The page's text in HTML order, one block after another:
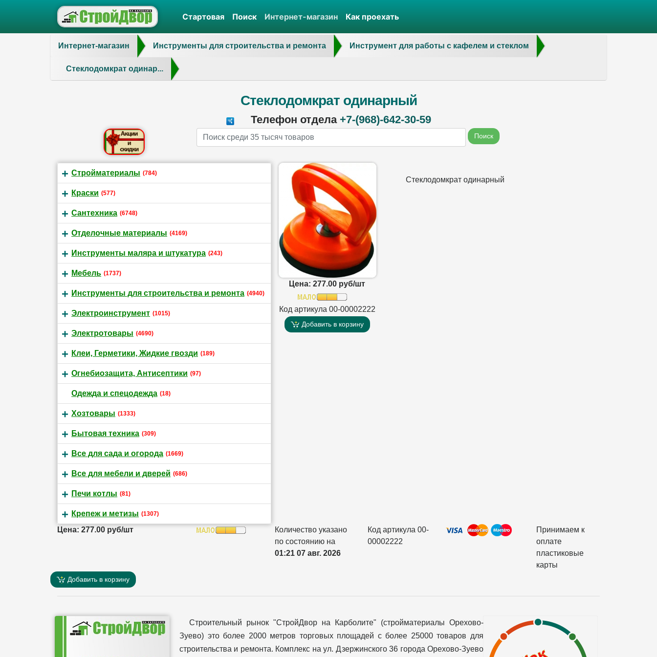
Стартовая Поиск Интернет-магазин Как проехать
Интернет-магазин Инструменты для строительства и ремонта Инструмент для работы с кафелем и стеклом
Стеклодомкрат одинар...
Стеклодомкрат одинарный
Телефон отдела +7-(968)-642-30-59
Name Поиск
Стройматериалы (784)
Краски (577)
Сантехника (6748)
Отделочные материалы (4169)
Инструменты маляра и штукатура (243)
Мебель (1737)
Инструменты для строительства и ремонта (4940)
Электроинструмент (1015)
Электротовары (4690)
Клеи, Герметики, Жидкие гвозди (189)
Огнебиозащита, Антисептики (97)
Одежда и спецодежда (18)
Хозтовары (1333)
Бытовая техника (309)
Все для сада и огорода (1669)
Все для мебели и дверей (686)
Печи котлы (81)
Крепеж и метизы (1307)
Цена: 277.00 руб/шт
Код артикула 00-00002222
Добавить в корзину
Стеклодомкрат одинарный
Цена: 277.00 руб/шт
Количество указано
по состоянию на
01:21 07 авг. 2026
Код артикула 00-
00002222
Принимаем к
оплате
пластиковые
карты
Добавить в корзину
Строительный рынок "СтройДвор на Карболите" (стройматериалы Орехово-
Зуево) это более 2000 метров торговых площадей с более 25000 товаров для
строительства и ремонта. Комплекс на ул. Дзержинского 36 города Орехово-Зуево